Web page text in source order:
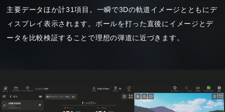
主要データほか計31項目。一瞬で3Dの軌道イメージとともにデ
ィスプレイ表示されます。ボールを打った直後にイメージとデ
ータを比較検証することで理想の弾道に近づきます。